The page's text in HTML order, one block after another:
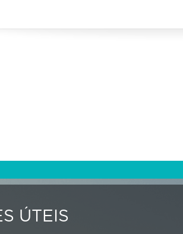
ÚTEIS